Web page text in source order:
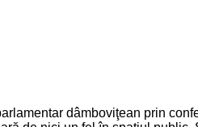
dâmboviţean prin